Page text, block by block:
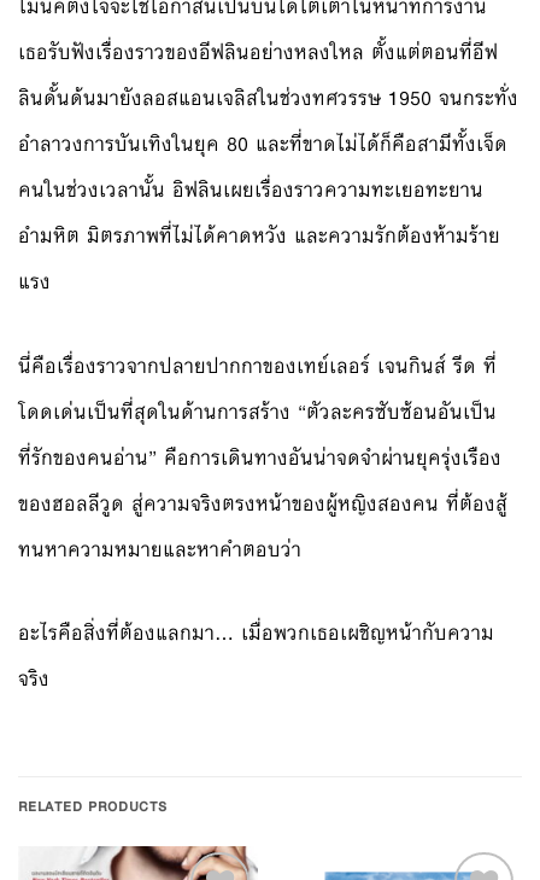
โมนีคตั้งใจจะใช้โอกาสนี้เป็นบันไดไต่เต้าในหน้าที่การงาน
เธอรับฟังเรื่องราวของอีฟลินอย่างหลงใหล ตั้งแต่ตอนที่อีฟ
ลินดั้นด้นมายังลอสแอนเจลิสในช่วงทศวรรษ 1950 จนกระทั่ง
อำลาวงการบันเทิงในยุค 80 และที่ขาดไม่ได้ก็คือสามีทั้งเจ็ด
คนในช่วงเวลานั้น อิฟลินเผยเรื่องราวความทะเยอทะยาน
อำมหิต มิตรภาพที่ไม่ได้คาดหวัง และความรักต้องห้ามร้าย
แรง
นี่คือเรื่องราวจากปลายปากกาของเทย์เลอร์ เจนกินส์ รีด ที่
โดดเด่นเป็นที่สุดในด้านการสร้าง “ตัวละครซับซ้อนอันเป็น
ที่รักของคนอ่าน” คือการเดินทางอันน่าจดจำผ่านยุครุ่งเรือง
ของฮอลลีวูด สู่ความจริงตรงหน้าของผู้หญิงสองคน ที่ต้องสู้
ทนหาความหมายและหาคำตอบว่า
อะไรคือสิ่งที่ต้องแลกมา… เมื่อพวกเธอเผชิญหน้ากับความ
จริง
RELATED PRODUCTS